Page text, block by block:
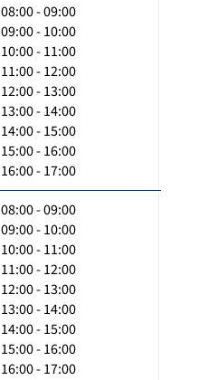
08:00 - 09:00
09:00 - 10:00
10:00 - 11:00
11:00 - 12:00
12:00 - 13:00
13:00 - 14:00
14:00 - 15:00
15:00 - 16:00
16:00 - 17:00
08:00 - 09:00
09:00 - 10:00
10:00 - 11:00
11:00 - 12:00
12:00 - 13:00
13:00 - 14:00
14:00 - 15:00
15:00 - 16:00
16:00 - 17:00